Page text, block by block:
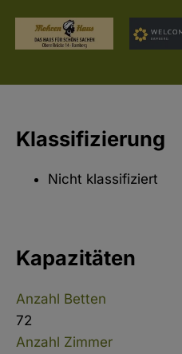
Klassifizierung
Nicht klassifiziert
Kapazitäten
Anzahl Betten
72
Anzahl Zimmer